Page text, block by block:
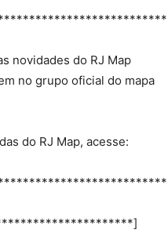
novidades do RJ Map
no grupo oficial do mapa
do RJ Map, acesse:
**********************]